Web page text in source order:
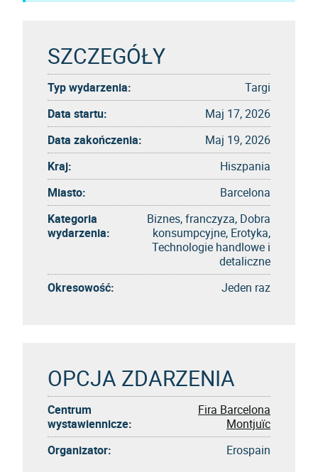
SZCZEGÓŁY
Typ wydarzenia:
Targi
Data startu:
Maj 17, 2026
Data zakończenia:
Maj 19, 2026
Kraj:
Hiszpania
Miasto:
Barcelona
Kategoria
wydarzenia:
Biznes, franczyza, Dobra
konsumpcyjne, Erotyka,
Technologie handlowe i
detaliczne
Okresowość:
Jeden raz
OPCJA ZDARZENIA
Centrum
wystawiennicze:
Fira Barcelona
Montjuïc
Organizator:
Erospain